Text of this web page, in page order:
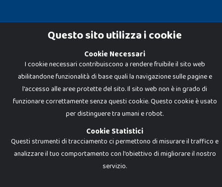
Dadi e Mattoncini è un brand di Giocabene Srl. Ogni riproduzione o utilizzo non
espressamente autorizzato è severamente vietato. Tutti i loghi, marchi,
brand elencati nel presente shop sono di proprietà dei rispettivi titolari.
I prezzi e le promozioni pubblicate potrebbero differire da quanto esposto in
negozio.
Giocabene Srl - via della Posta 8, 20123 Milano (MI)
P.IVA 02608090425 - REA AN201199 - C.S. 10.000 i.v.
Questo sito utilizza i cookie
Cookie Necessari
I cookie necessari contribuiscono a rendere fruibile il sito web
abilitandone funzionalità di base quali la navigazione sulle pagine e
l'accesso alle aree protette del sito. Il sito web non è in grado di
funzionare correttamente senza questi cookie. Questo cookie è usato
per distinguere tra umani e robot.
Cookie Statistici
Questi strumenti di tracciamento ci permettono di misurare il traffico e
analizzare il tuo comportamento con l'obiettivo di migliorare il nostro
servizio.